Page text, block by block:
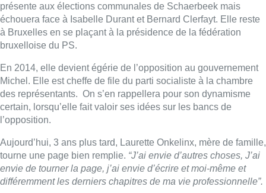
présente aux élections communales de Schaerbeek mais
échouera face à Isabelle Durant et Bernard Clerfayt. Elle reste
à Bruxelles en se plaçant à la présidence de la fédération
bruxelloise du PS.
En 2014, elle devient égérie de l’opposition au gouvernement
Michel. Elle est cheffe de file du parti socialiste à la chambre
des représentants. On s’en rappellera pour son dynamisme
certain, lorsqu’elle fait valoir ses idées sur les bancs de
l’opposition.
Aujourd’hui, 3 ans plus tard, Laurette Onkelinx, mère de famille,
tourne une page bien remplie. “J’ai envie d’autres choses, J’ai
envie de tourner la page, j’ai envie d’écrire et moi-même et
différemment les derniers chapitres de ma vie professionnelle”.